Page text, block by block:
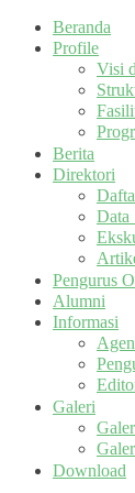
Beranda
Profile
Visi
Berita
Direktori
Data
Pengurus
Alumni
Informasi
Galeri
Download